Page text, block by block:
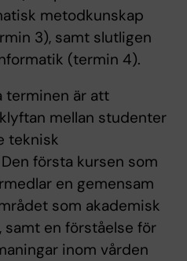
metodkunskap
3), samt slutligen
(termin 4).
terminen är att
mellan studenter
teknisk
första kursen som
en gemensam
som akademisk
en förståelse för
inom vården